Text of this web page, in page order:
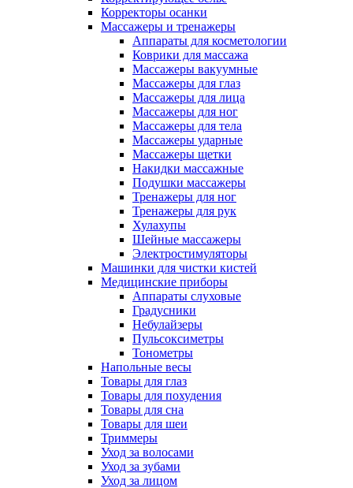
Корректоры осанки
Массажеры и тренажеры
Аппараты для косметологии
Коврики для массажа
Массажеры вакуумные
Массажеры для глаз
Массажеры для лица
Массажеры для ног
Массажеры для тела
Массажеры ударные
Массажеры щетки
Накидки массажные
Подушки массажеры
Тренажеры для ног
Тренажеры для рук
Хулахупы
Шейные массажеры
Электростимуляторы
Машинки для чистки кистей
Медицинские приборы
Аппараты слуховые
Градусники
Небулайзеры
Пульсоксиметры
Тонометры
Напольные весы
Товары для глаз
Товары для похудения
Товары для сна
Товары для шеи
Триммеры
Уход за волосами
Уход за зубами
Уход за лицом